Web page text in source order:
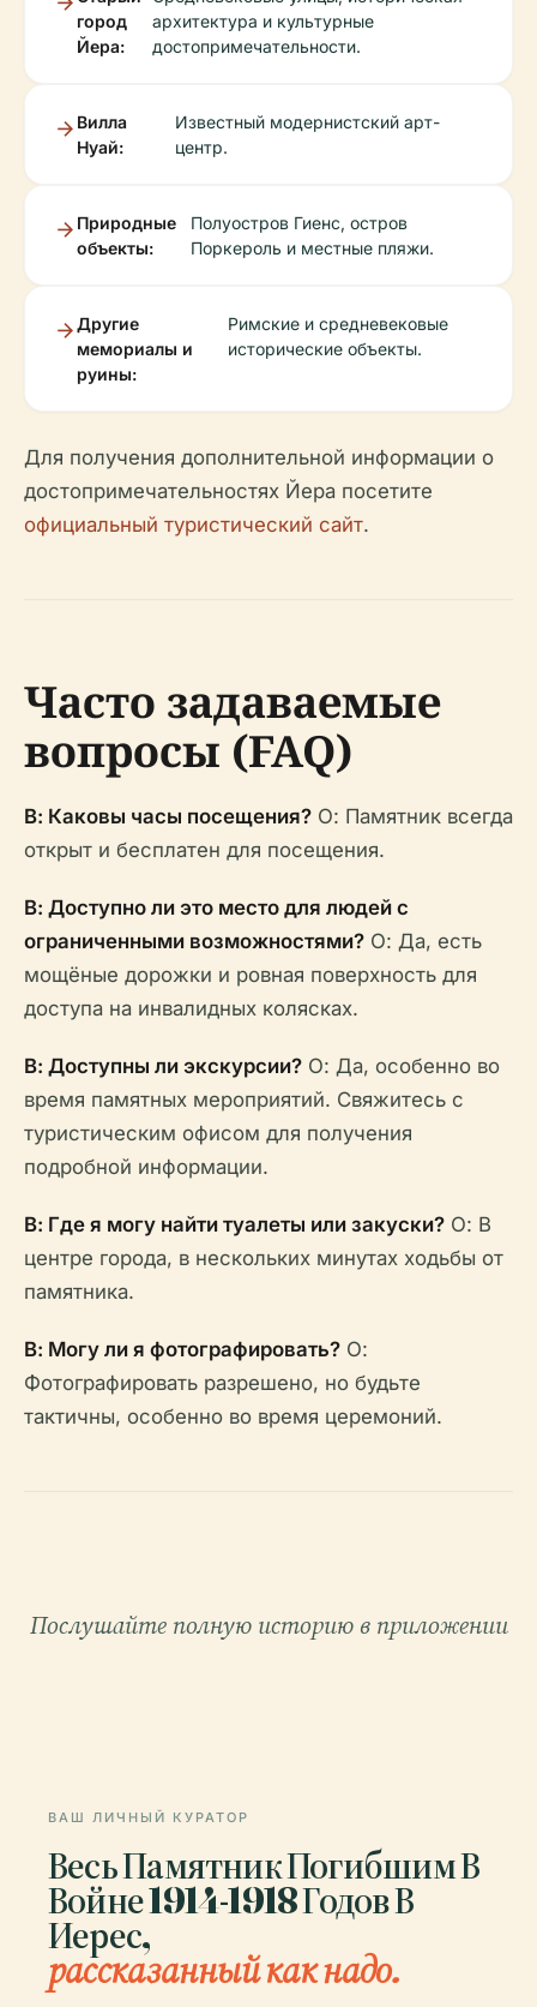
город
Йера:
архитектура и культурные
достопримечательности.
Вилла
Нуай:
Известный модернистский арт-
центр.
Природные
объекты:
Полуостров Гиенс, остров
Поркероль и местные пляжи.
Другие
мемориалы и
руины:
Римские и средневековые
исторические объекты.
Для получения дополнительной информации о
достопримечательностях Йера посетите
официальный туристический сайт.
Часто задаваемые
вопросы (FAQ)
В: Каковы часы посещения? О: Памятник всегда
открыт и бесплатен для посещения.
В: Доступно ли это место для людей с
ограниченными возможностями? О: Да, есть
мощёные дорожки и ровная поверхность для
доступа на инвалидных колясках.
В: Доступны ли экскурсии? О: Да, особенно во
время памятных мероприятий. Свяжитесь с
туристическим офисом для получения
подробной информации.
В: Где я могу найти туалеты или закуски? О: В
центре города, в нескольких минутах ходьбы от
памятника.
В: Могу ли я фотографировать? О:
Фотографировать разрешено, но будьте
тактичны, особенно во время церемоний.
Послушайте полную историю в приложении
ВАШ ЛИЧНЫЙ КУРАТОР
Весь Памятник Погибшим В
Войне 1914-1918 Годов В
Иерес,
рассказанный как надо.